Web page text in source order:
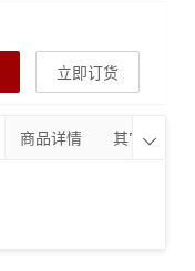
立即订货
商品详情 其它分类
